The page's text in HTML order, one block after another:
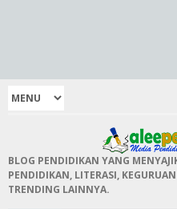
BLOG PENDIDIKAN YANG
PENDIDIKAN, LITERASI,
TRENDING LAINNYA.